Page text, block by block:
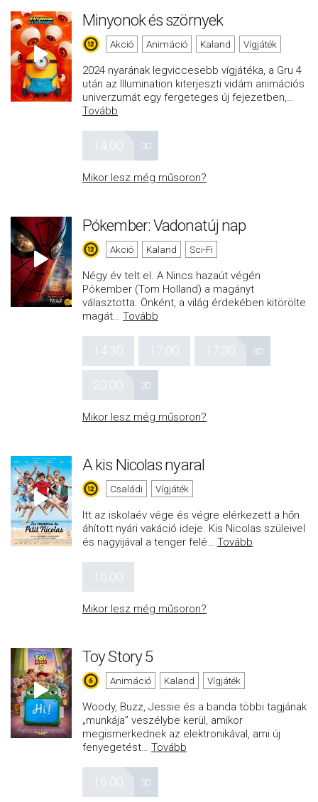
Minyonok és szörnyek
Akció Animáció Kaland Vígjáték
2024 nyarának legviccesebb vígjátéka, a Gru 4
után az Illumination kiterjeszti vidám animációs
univerzumát egy fergeteges új fejezetben,…
Tovább
14:00 3D
Mikor lesz még műsoron?
Pókember: Vadonatúj nap
Akció Kaland Sci-Fi
Négy év telt el. A Nincs hazaút végén
Pókember (Tom Holland) a magányt
választotta. Önként, a világ érdekében kitörölte
magát… Tovább
14:30 17:00 17:30 3D
20:00 3D
Mikor lesz még műsoron?
A kis Nicolas nyaral
Családi Vígjáték
Itt az iskolaév vége és végre elérkezett a hőn
áhított nyári vakáció ideje. Kis Nicolas szüleivel
és nagyijával a tenger felé… Tovább
16:00
Mikor lesz még műsoron?
Toy Story 5
Animáció Kaland Vígjáték
Woody, Buzz, Jessie és a banda többi tagjának
„munkája” veszélybe kerül, amikor
megismerkednek az elektronikával, ami új
fenyegetést… Tovább
16:00 3D